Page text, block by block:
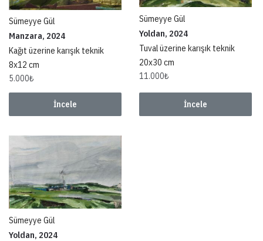
Sümeyye Gül
Manzara, 2024
Kağıt üzerine karışık teknik
8x12 cm
5.000₺
İncele
Sümeyye Gül
Yoldan, 2024
Tuval üzerine karışık teknik
20x30 cm
11.000₺
İncele
Sümeyye Gül
Yoldan, 2024